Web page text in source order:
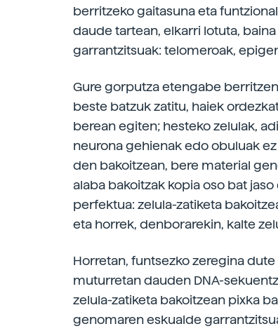
berritzeko gaitasuna eta
daude tartean, elkarri lotuta,
garrantzitsuak: telomeroak,
Gure gorputza etengabe
beste batzuk zatitu, haiek
berean egiten; hesteko zelulak,
neurona gehienak edo obuluak
den bakoitzean, bere material
alaba bakoitzak kopia oso bat
perfektua: zelula-zatiketa
eta horrek, denborarekin, kalte
Horretan, funtsezko zeregina
muturretan dauden DNA-
zelula-zatiketa bakoitzean pixka
genomaren eskualde